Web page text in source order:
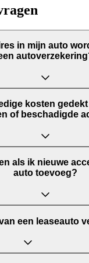
in mijn auto
kosten
of beschadigde
als ik nieuwe
auto toevoeg?
een leaseauto